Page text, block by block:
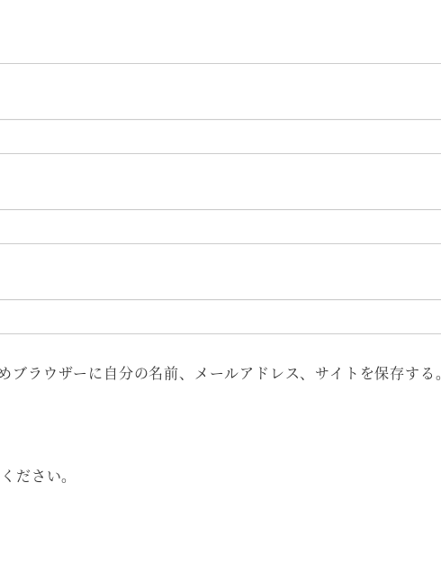
ブラウザーに自分の名前、メールアドレス、サイトを保存する。
ださい。